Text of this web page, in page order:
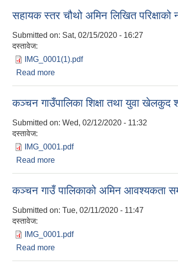
सहायक स्तर चौथो अमिन लिखित परिक्षाको
Submitted on: Sat, 02/15/2020 - 16:27
दस्तावेज:
IMG_0001(1).pdf
Read more
कञ्चन गाउँपालिका शिक्षा तथा युवा खेलकुद
Submitted on: Wed, 02/12/2020 - 11:32
दस्तावेज:
IMG_0001.pdf
Read more
कञ्चन गाउँ पालिकाको अमिन आवश्यकता
Submitted on: Tue, 02/11/2020 - 11:47
दस्तावेज:
IMG_0001.pdf
Read more